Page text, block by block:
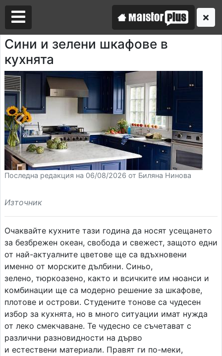
Сини и зелени шкафове в
кухнята
Последна редакция на 06/08/2026 от Биляна Нинова
Източник
Очаквайте кухните тази година да носят усещането
за безбрежен океан, свобода и свежест, защото едни
от най-актуалните цветове ще са вдъхновени
именно от морските дълбини. Синьо,
зелено, тюркоазено, както и всичките им нюанси и
комбинации ще са модерно решение за шкафове,
плотове и острови. Студените тонове са чудесен
избор за кухнята, но в много ситуации имат нужда
от леко смекчаване. Те чудесно се съчетават с
различни разновидности на дърво
и естествени материали. Правят ги по-меки,
Аз съм майстор
Търся майстор